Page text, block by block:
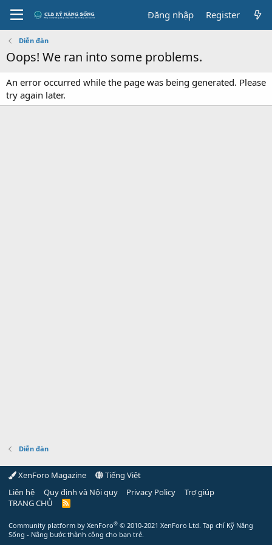
Đăng nhập Register
Diễn đàn
Oops! We ran into some problems.
An error occurred while the page was being generated. Please
try again later.
Diễn đàn
XenForo Magazine
Tiếng Việt
Liên hệ
Quy định và Nội quy Privacy Policy
Trợ giúp
TRANG CHỦ
R
Community platform by XenForo® © 2010-2021 XenForo Ltd. Tạp chí Kỹ Năng
Sống - Nâng bước thành công cho bạn trẻ.